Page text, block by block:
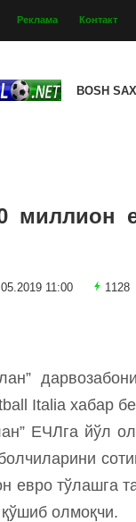
Реклама Контакт
BOSH
миллион
11:00 1128
Italia хабар
ЕЧЛга йўл
евро тўлашга
олмоқчи.